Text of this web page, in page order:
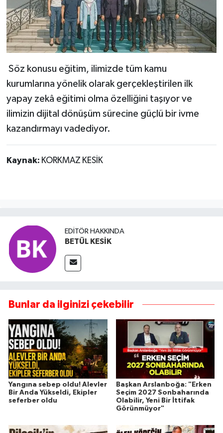
Söz konusu eğitim, ilimizde tüm kamu
kurumlarına yönelik olarak gerçekleştirilen ilk
yapay zekâ eğitimi olma özelliğini taşıyor ve
ilimizin dijital dönüşüm sürecine güçlü bir ivme
kazandırmayı vadediyor.
Kaynak: KORKMAZ KESİK
EDITÖR HAKKINDA
BETÜL KESİK
Bunlar da ilginizi çekebilir
Yangına sebep oldu! Alevler
Bir Anda Yükseldi, Ekipler
seferber oldu
Başkan Arslanboğa: "Erken
Seçim 2027 Sonbaharında
Olabilir, Yeni Bir İttifak
Görünmüyor"